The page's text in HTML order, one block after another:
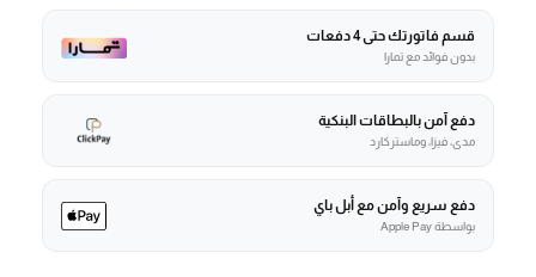
قسم فاتورتك حتى 4 دفعات
بدون فوائد مع تمارا
دفع آمن بالبطاقات البنكية
مدى، فيزا، وماستركارد
دفع سريع وآمن مع أبل باي
بواسطة Apple Pay